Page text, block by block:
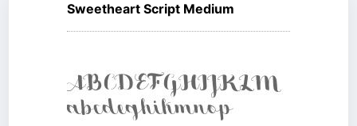
Sweetheart Script Medium